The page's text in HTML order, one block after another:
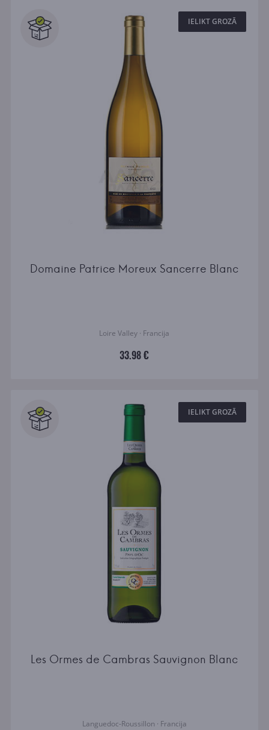
IELIKT GROZĀ
Domaine Patrice Moreux Sancerre Blanc
Loire Valley · Francija
33.98 €
IELIKT GROZĀ
Les Ormes de Cambras Sauvignon Blanc
Languedoc-Roussillon · Francija